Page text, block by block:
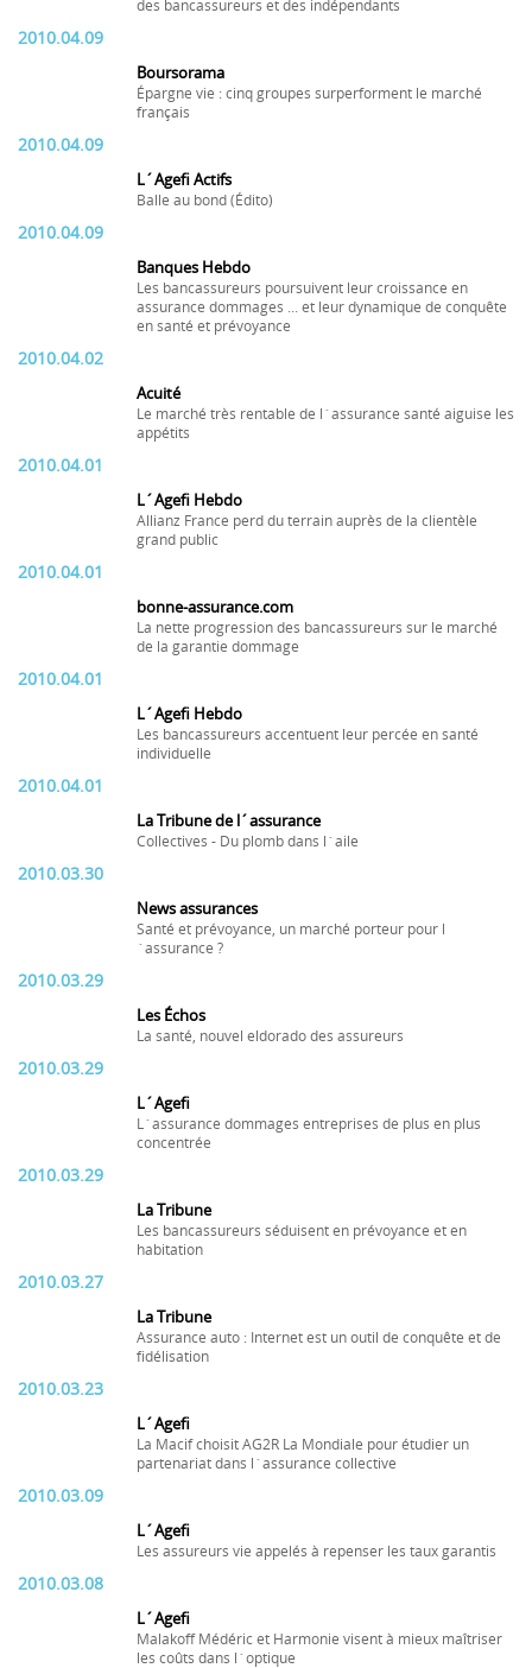
des bancassureurs et des indépendants
2010.04.09
Boursorama
Épargne vie : cinq groupes surperforment le marché
français
2010.04.09
L´Agefi Actifs
Balle au bond (Édito)
2010.04.09
Banques Hebdo
Les bancassureurs poursuivent leur croissance en
assurance dommages ... et leur dynamique de conquête
en santé et prévoyance
2010.04.02
Acuité
Le marché très rentable de l´assurance santé aiguise les
appétits
2010.04.01
L´Agefi Hebdo
Allianz France perd du terrain auprès de la clientèle
grand public
2010.04.01
bonne-assurance.com
La nette progression des bancassureurs sur le marché
de la garantie dommage
2010.04.01
L´Agefi Hebdo
Les bancassureurs accentuent leur percée en santé
individuelle
2010.04.01
La Tribune de l´assurance
Collectives - Du plomb dans l´aile
2010.03.30
News assurances
Santé et prévoyance, un marché porteur pour l
´assurance ?
2010.03.29
Les Échos
La santé, nouvel eldorado des assureurs
2010.03.29
L´Agefi
L´assurance dommages entreprises de plus en plus
concentrée
2010.03.29
La Tribune
Les bancassureurs séduisent en prévoyance et en
habitation
2010.03.27
La Tribune
Assurance auto : Internet est un outil de conquête et de
fidélisation
2010.03.23
L´Agefi
La Macif choisit AG2R La Mondiale pour étudier un
partenariat dans l´assurance collective
2010.03.09
L´Agefi
Les assureurs vie appelés à repenser les taux garantis
2010.03.08
L´Agefi
Malakoff Médéric et Harmonie visent à mieux maîtriser
les coûts dans l´optique